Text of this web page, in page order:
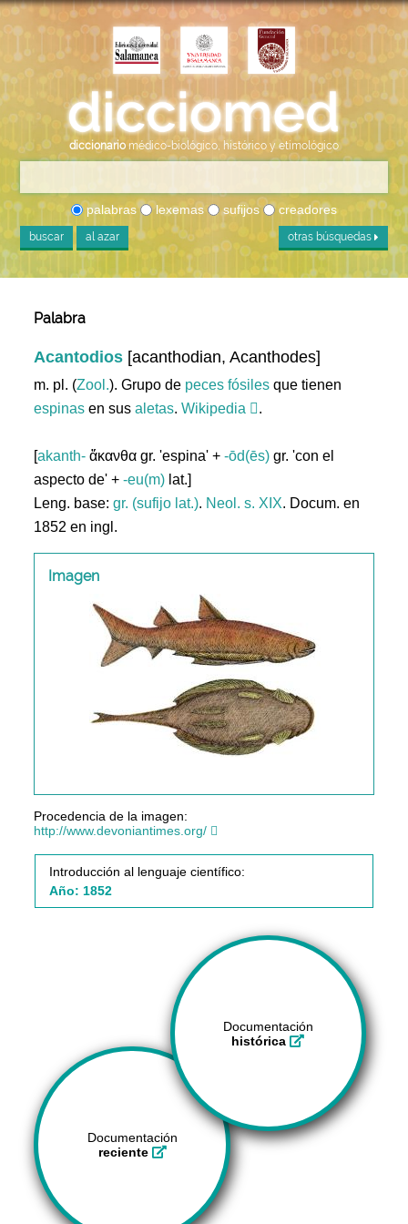
diccionario médico-biológico, histórico y etimológico
palabras lexemas sufijos creadores
buscar al azar otras búsquedas
Palabra
Acantodios [acanthodian, Acanthodes]
m. pl. (Zool.). Grupo de peces fósiles que tienen
espinas en susaletas.Wikipedia .
[akanth- ἄκανθα gr. 'espina' +-ōd(ēs) gr. 'con el
aspecto de' +-eu(m) lat.]
Leng. base:gr. (sufijo lat.). Neol. s. XIX. Docum. en
1852 en ingl.
Imagen
Procedencia de la imagen:
http://www.devoniantimes.org/
Introducción al lenguaje científico:
Año: 1852
Documentación
histórica
Documentación
reciente